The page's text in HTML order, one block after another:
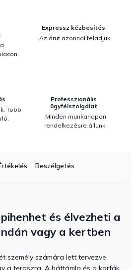
Expressz kézbesítés
Az árut azonnal feladjuk.
Több
Professzionális
ügyfélszolgálat
Minden munkanapon
rendelkezésre állunk.
Beszélgetés
és élvezheti a
vagy a kertben
személy számára lett tervezve,
a teraszra. A háttámla és a karfák